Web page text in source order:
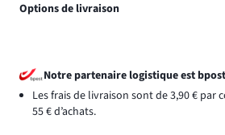
Options de livraison
Notre partenaire logistique est bpost
Les frais de livraison sont de 3,90 € par
55 € d’achats.